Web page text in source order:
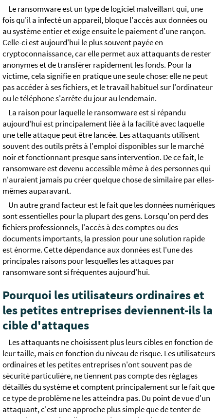
Le ransomware est un type de logiciel malveillant qui, une
fois qu'il a infecté un appareil, bloque l'accès aux données ou
au système entier et exige ensuite le paiement d'une rançon.
Celle-ci est aujourd'hui le plus souvent payée en
cryptoconnaissance, car elle permet aux attaquants de rester
anonymes et de transférer rapidement les fonds. Pour la
victime, cela signifie en pratique une seule chose: elle ne peut
pas accéder à ses fichiers, et le travail habituel sur l'ordinateur
ou le téléphone s'arrête du jour au lendemain.
La raison pour laquelle le ransomware est si répandu
aujourd'hui est principalement liée à la facilité avec laquelle
une telle attaque peut être lancée. Les attaquants utilisent
souvent des outils prêts à l'emploi disponibles sur le marché
noir et fonctionnant presque sans intervention. De ce fait, le
ransomware est devenu accessible même à des personnes qui
n'auraient jamais pu créer quelque chose de similaire par elles-
mêmes auparavant.
Un autre grand facteur est le fait que les données numériques
sont essentielles pour la plupart des gens. Lorsqu'on perd des
fichiers professionnels, l'accès à des comptes ou des
documents importants, la pression pour une solution rapide
est énorme. Cette dépendance aux données est l'une des
principales raisons pour lesquelles les attaques par
ransomware sont si fréquentes aujourd'hui.
Pourquoi les utilisateurs ordinaires et
les petites entreprises deviennent-ils la
cible d'attaques
Les attaquants ne choisissent plus leurs cibles en fonction de
leur taille, mais en fonction du niveau de risque. Les utilisateurs
ordinaires et les petites entreprises n'ont souvent pas de
sécurité particulière, ne tiennent pas compte des réglages
détaillés du système et comptent principalement sur le fait que
ce type de problème ne les atteindra pas. Du point de vue d'un
attaquant, c'est une approche plus simple que de tenter de